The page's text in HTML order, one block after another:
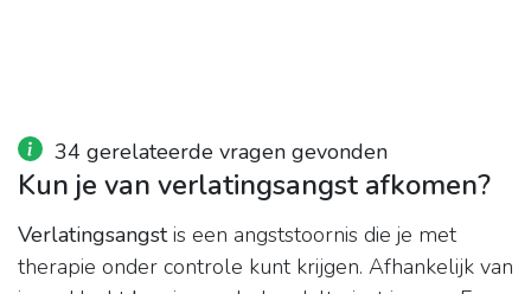
34 gerelateerde vragen gevonden
Kun je van verlatingsangst afkomen?
Verlatingsangstis een angststoornis die je met
therapie onder controle kunt krijgen. Afhankelijk van